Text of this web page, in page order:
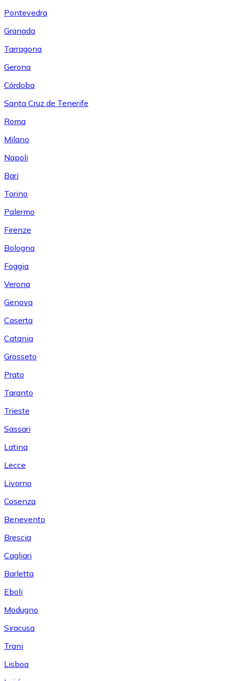
Pontevedra
Granada
Tarragona
Gerona
Córdoba
Santa Cruz de Tenerife
Roma
Milano
Napoli
Bari
Torino
Palermo
Firenze
Bologna
Foggia
Verona
Genova
Caserta
Catania
Grosseto
Prato
Taranto
Trieste
Sassari
Latina
Lecce
Livorno
Cosenza
Benevento
Brescia
Cagliari
Barletta
Eboli
Modugno
Siracusa
Trani
Lisboa